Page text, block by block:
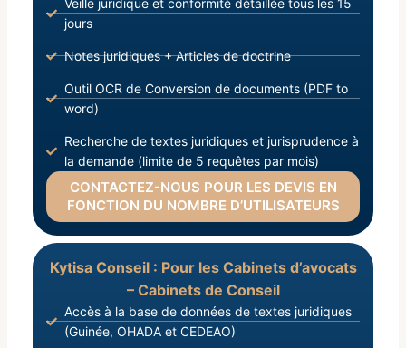
jours
Notes juridiques + Articles de doctrine
Outil OCR de Conversion de documents (PDF to
word)
Recherche de textes juridiques et jurisprudence à
la demande (limite de 5 requêtes par mois)
CONTACTEZ-NOUS POUR LES DEVIS EN
FONCTION DU NOMBRE D’UTILISATEURS
Kytisa Conseil : Pour les Cabinets d’avocats
– Cabinets de Conseil
Accès à la base de données de textes juridiques
(Guinée, OHADA et CEDEAO)